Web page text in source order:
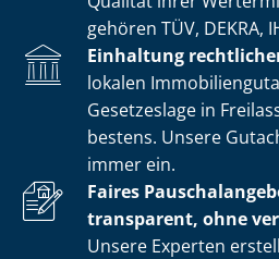
gehören TÜV, DEKRA,
Einhaltung
lokalen
Gesetzeslage in
bestens. Unsere
immer ein.
Faires
transparent, ohne
Unsere Experten